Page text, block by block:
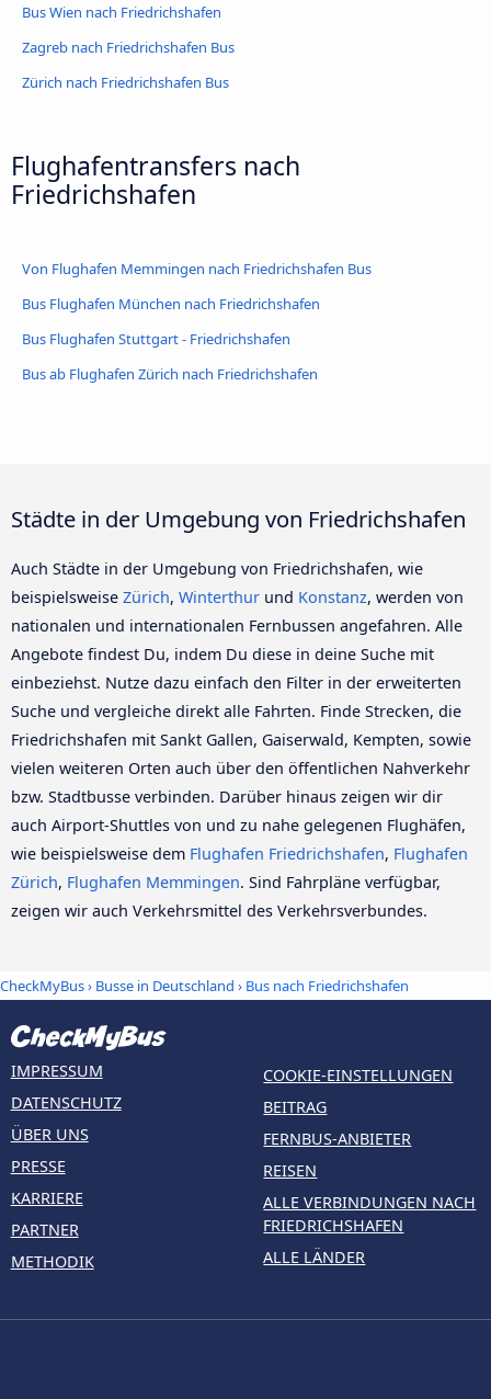
Bus Wien nach Friedrichshafen
Zagreb nach Friedrichshafen Bus
Zürich nach Friedrichshafen Bus
Flughafentransfers nach
Friedrichshafen
Von Flughafen Memmingen nach Friedrichshafen Bus
Bus Flughafen München nach Friedrichshafen
Bus Flughafen Stuttgart - Friedrichshafen
Bus ab Flughafen Zürich nach Friedrichshafen
Städte in der Umgebung von Friedrichshafen
Auch Städte in der Umgebung von Friedrichshafen, wie
beispielsweise Zürich, Winterthur und Konstanz, werden von
nationalen und internationalen Fernbussen angefahren. Alle
Angebote findest Du, indem Du diese in deine Suche mit
einbeziehst. Nutze dazu einfach den Filter in der erweiterten
Suche und vergleiche direkt alle Fahrten. Finde Strecken, die
Friedrichshafen mit Sankt Gallen, Gaiserwald, Kempten, sowie
vielen weiteren Orten auch über den öffentlichen Nahverkehr
bzw. Stadtbusse verbinden. Darüber hinaus zeigen wir dir
auch Airport-Shuttles von und zu nahe gelegenen Flughäfen,
wie beispielsweise dem Flughafen Friedrichshafen, Flughafen
Zürich, Flughafen Memmingen. Sind Fahrpläne verfügbar,
zeigen wir auch Verkehrsmittel des Verkehrsverbundes.
CheckMyBus› Busse in Deutschland › Bus nach Friedrichshafen
IMPRESSUM
DATENSCHUTZ
ÜBER UNS
PRESSE
KARRIERE
PARTNER
METHODIK
COOKIE-EINSTELLUNGEN
BEITRAG
FERNBUS-ANBIETER
REISEN
ALLE VERBINDUNGEN NACH
FRIEDRICHSHAFEN
ALLE LÄNDER